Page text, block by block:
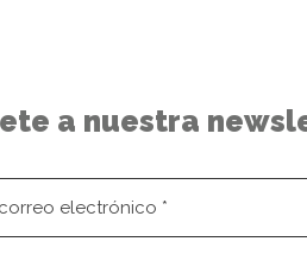
a nuestra